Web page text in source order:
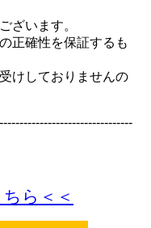
ざいます。
正確性を保証するも
けしておりませんの
ら＜＜